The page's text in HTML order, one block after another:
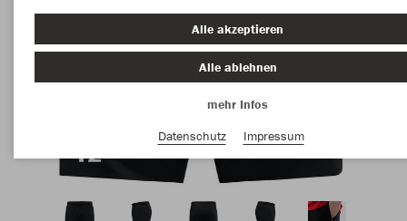
Alle akzeptieren
Alle ablehnen
mehr Infos
Datenschutz
Impressum